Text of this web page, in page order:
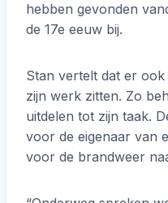
hebben gevonden
de 17e eeuw bij.
Stan vertelt dat er
zijn werk zitten. Zo
uitdelen tot zijn taak.
voor de eigenaar van
voor de brandweer